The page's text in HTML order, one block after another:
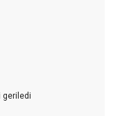
geriledi